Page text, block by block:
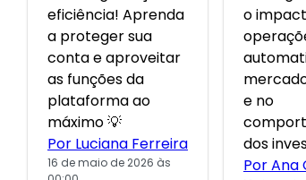
eficiência! Aprenda
a proteger sua
conta e aproveitar
as funções da
plataforma ao
máximo 💡
Por Luciana Ferreira
16 de maio de 2026 às
o
e no
dos
Por Ana